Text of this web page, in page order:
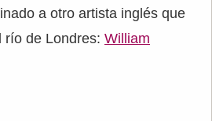
a otro artista inglés que
río de Londres: William